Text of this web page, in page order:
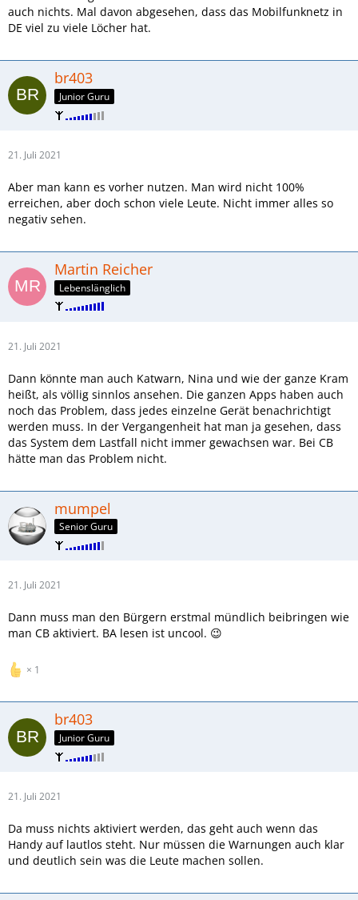
auch nichts. Mal davon abgesehen, dass das Mobilfunknetz in
DE viel zu viele Löcher hat.
br403
Junior Guru
21. Juli 2021
Aber man kann es vorher nutzen. Man wird nicht 100%
erreichen, aber doch schon viele Leute. Nicht immer alles so
negativ sehen.
Martin Reicher
Lebenslänglich
21. Juli 2021
Dann könnte man auch Katwarn, Nina und wie der ganze Kram
heißt, als völlig sinnlos ansehen. Die ganzen Apps haben auch
noch das Problem, dass jedes einzelne Gerät benachrichtigt
werden muss. In der Vergangenheit hat man ja gesehen, dass
das System dem Lastfall nicht immer gewachsen war. Bei CB
hätte man das Problem nicht.
mumpel
Senior Guru
21. Juli 2021
Dann muss man den Bürgern erstmal mündlich beibringen wie
man CB aktiviert. BA lesen ist uncool. 😉
1
br403
Junior Guru
21. Juli 2021
Da muss nichts aktiviert werden, das geht auch wenn das
Handy auf lautlos steht. Nur müssen die Warnungen auch klar
und deutlich sein was die Leute machen sollen.